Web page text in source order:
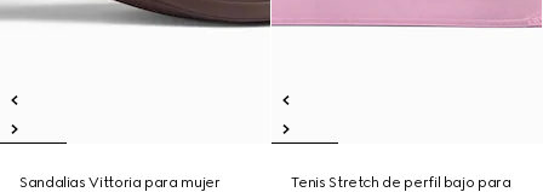
Sandalias Vittoria para mujer
Tenis Stretch de perfil bajo para